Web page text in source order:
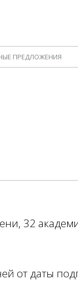
ПРЕДЛОЖЕНИЯ
32
от даты